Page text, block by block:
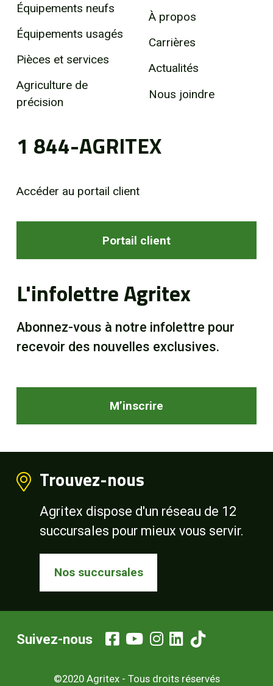
Équipements neufs
Équipements usagés
Pièces et services
Agriculture de
précision
À propos
Carrières
Actualités
Nous joindre
1 844-AGRITEX
Accéder au portail client
Portail client
L'infolettre Agritex
Abonnez-vous à notre infolettre pour
recevoir des nouvelles exclusives.
M’inscrire
Trouvez-nous
Agritex dispose d'un réseau de 12
succursales pour mieux vous servir.
Nos succursales
©2020 Agritex - Tous droits réservés
Suivez-nous